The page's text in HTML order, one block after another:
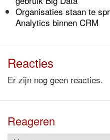
Organisaties staan te
Analytics binnen CRM
Reacties
Er zijn nog geen reacties.
Reageren